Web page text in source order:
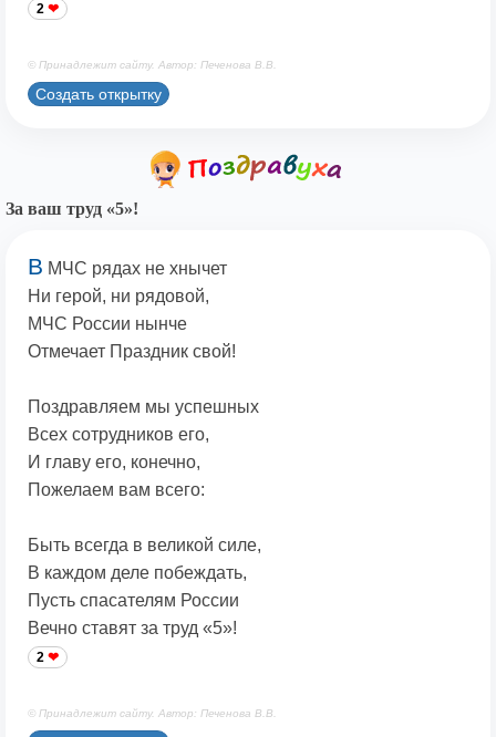
2
© Принадлежит сайту. Автор: Печенова В.В.
Создать открытку
За ваш труд «5»!
В МЧС рядах не хнычет
Ни герой, ни рядовой,
МЧС России нынче
Отмечает Праздник свой!
Поздравляем мы успешных
Всех сотрудников его,
И главу его, конечно,
Пожелаем вам всего:
Быть всегда в великой силе,
В каждом деле побеждать,
Пусть спасателям России
Вечно ставят за труд «5»!
2
© Принадлежит сайту. Автор: Печенова В.В.